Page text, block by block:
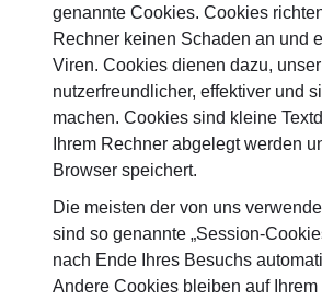
genannte Cookies. Cookies
Rechner keinen Schaden an und
Viren. Cookies dienen dazu,
nutzerfreundlicher, effektiver und
machen. Cookies sind kleine
Ihrem Rechner abgelegt werden
Browser speichert.
Die meisten der von uns
sind so genannte „Session-
nach Ende Ihres Besuchs
Andere Cookies bleiben auf Ihrem